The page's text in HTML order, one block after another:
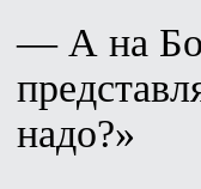
— А на
надо?»